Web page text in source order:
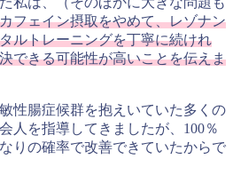
カフェイン摂取をやめて、レゾナン
ルトレーニングを丁寧に続けれ
できる可能性が高いことを伝えま
性腸症候群を抱えいていた多くの
人を指導してきましたが、100％
りの確率で改善できていたからで